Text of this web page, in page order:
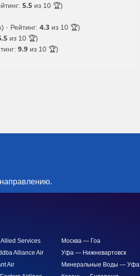
5.5 из 10 🏆)
· Рейтинг: 4.3 из 10 🏆)
из 10 🏆)
9.9 из 10 🏆)
Services
Alliance Air
Air
Москва — Гоа
Уфа — Нижневартовск
Минеральные Воды — Уфа